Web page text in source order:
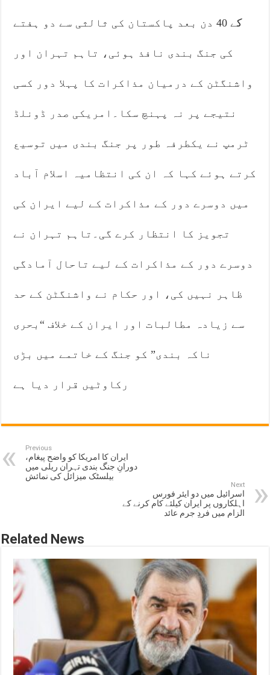
کے 40 دن بعد پاکستان کی ثالثی سے دو ہفتے
کی جنگ بندی نافذ ہوئی، تاہم تہران اور
واشنگٹن کے درمیان مذاکرات کا پہلا دور کسی
نتیجے پر نہ پہنچ سکا۔امریکی صدر ڈونلڈ
ٹرمپ نے یکطرفہ طور پر جنگ بندی میں توسیع
کرتے ہوئے کہا کہ ان کی انتظامیہ اسلام آباد
میں دوسرے دور کے مذاکرات کے لیے ایران کی
تجویز کا انتظار کرے گی۔تاہم تہران نے
دوسرے دور کے مذاکرات کے لیے تاحال آمادگی
ظاہر نہیں کی، اور حکام نے واشنگٹن کے حد
سے زیادہ مطالبات اور ایران کے خلاف “بحری
ناکہ بندی” کو جنگ کے خاتمے میں بڑی
رکاوٹیں قرار دیا ہے
Previous
ایران کا امریکا کو واضح پیغام،
دورانِ جنگ بندی تہران ریلی میں
بیلسٹک میزائل کی نمائش
Next
اسرائیل میں دو ایئر فورس
اہلکاروں پر ایران کیلئے کام کرنے کے
الزام میں فردِ جرم عائد
Related News